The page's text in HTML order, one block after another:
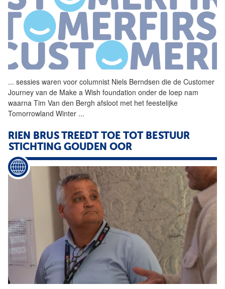
... sessies waren voor columnist Niels Berndsen die de Customer
Journey van de Make a Wish foundation onder de loep nam
waarna Tim Van den Bergh afsloot met het feestelijke
Tomorrowland Winter ...
RIEN BRUS TREEDT TOE TOT BESTUUR
STICHTING GOUDEN OOR